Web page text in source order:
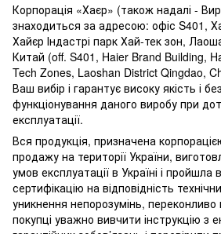
Корпорація «Хаєр» (також надалі -
знаходиться за адресою: офіс S401,
Хайєр Індастрі парк Хай-тек зон,
Китай (off. S401, Haier Brand Building,
Tech Zones, Laoshan District Qingdao,
Ваш вибір і гарантує високу якість і
функціонування даного виробу при
експлуатації.
Вся продукція, призначена
продажу на території України,
умов експлуатації в Україні і пройшла
сертифікацію на відповідність
уникнення непорозумінь,
покупці уважно вивчити інструкцію з